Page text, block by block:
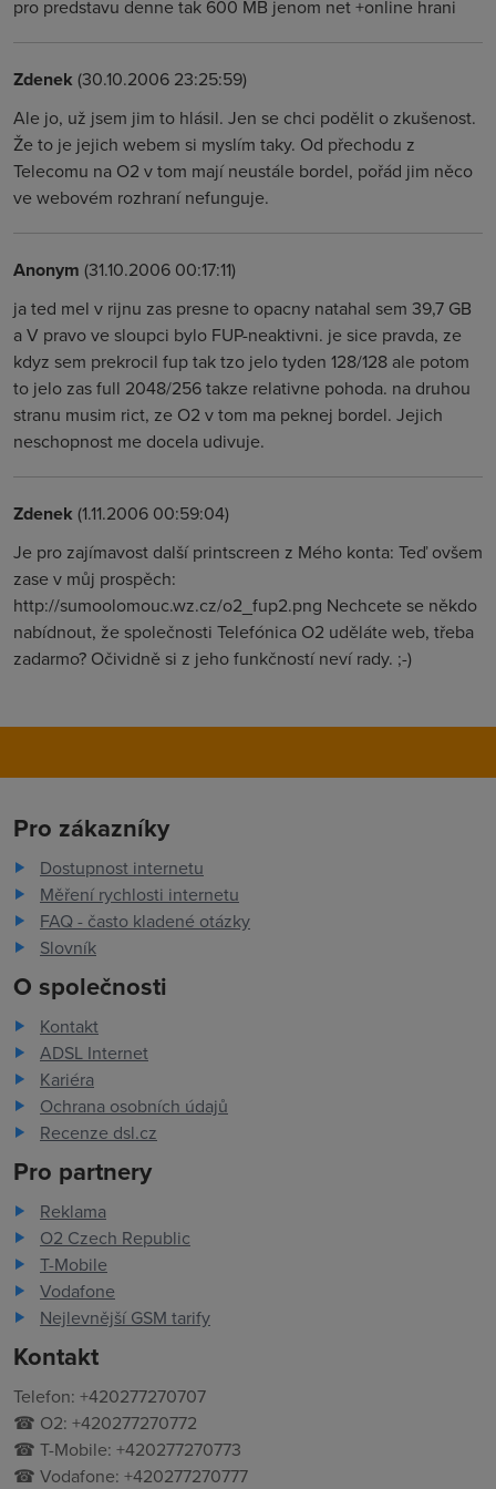
pro predstavu denne tak 600 MB jenom net +online hrani
Zdenek (30.10.2006 23:25:59)
Ale jo, už jsem jim to hlásil. Jen se chci podělit o zkušenost.
Že to je jejich webem si myslím taky. Od přechodu z
Telecomu na O2 v tom mají neustále bordel, pořád jim něco
ve webovém rozhraní nefunguje.
Anonym (31.10.2006 00:17:11)
ja ted mel v rijnu zas presne to opacny natahal sem 39,7 GB
a V pravo ve sloupci bylo FUP-neaktivni. je sice pravda, ze
kdyz sem prekrocil fup tak tzo jelo tyden 128/128 ale potom
to jelo zas full 2048/256 takze relativne pohoda. na druhou
stranu musim rict, ze O2 v tom ma peknej bordel. Jejich
neschopnost me docela udivuje.
Zdenek (1.11.2006 00:59:04)
Je pro zajímavost další printscreen z Mého konta: Teď ovšem
zase v můj prospěch:
http://sumoolomouc.wz.cz/o2_fup2.png Nechcete se někdo
nabídnout, že společnosti Telefónica O2 uděláte web, třeba
zadarmo? Očividně si z jeho funkčností neví rady. ;-)
Pro zákazníky
Dostupnost internetu
Měření rychlosti internetu
FAQ - často kladené otázky
Slovník
O společnosti
Kontakt
ADSL Internet
Kariéra
Ochrana osobních údajů
Recenze dsl.cz
Pro partnery
Reklama
O2 Czech Republic
T-Mobile
Vodafone
Nejlevnější GSM tarify
Kontakt
Telefon: +420277270707
☎ O2: +420277270772
☎ T-Mobile: +420277270773
☎ Vodafone: +420277270777